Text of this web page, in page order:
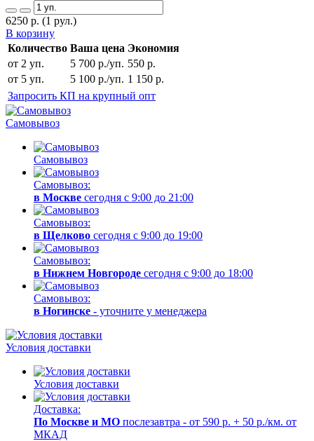
6250 р. (1 рул.)
В корзину
Количество Ваша цена Экономия
от 2 уп.
5 700 р./уп. 550 р.
от 5 уп.
5 100 р./уп. 1 150 р.
Запросить КП на крупный опт
Самовывоз
Самовывоз
Самовывоз:
в Москве сегодня с 9:00 до 21:00
Самовывоз:
в Щелково сегодня с 9:00 до 19:00
Самовывоз:
в Нижнем Новгороде сегодня с 9:00 до 18:00
Самовывоз:
в Ногинске - уточните у менеджера
Условия доставки
Условия доставки
Доставка:
По Москве и МО послезавтра - от 590 р. + 50 р./км. от
МКАД